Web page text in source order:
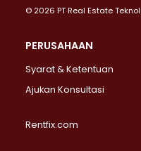
© 2026 PT Real Estate
PERUSAHAAN
Syarat & Ketentuan
Ajukan Konsultasi
Rentfix.com